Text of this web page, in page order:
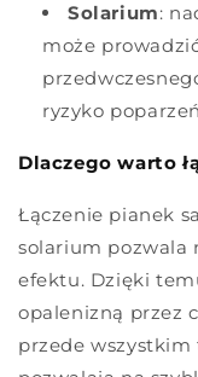
Solarium:
może
ryzyko
Dlaczego warto
Łączenie pianek
solarium pozwala
efektu. Dzięki
opalenizną przez
przede wszystkim